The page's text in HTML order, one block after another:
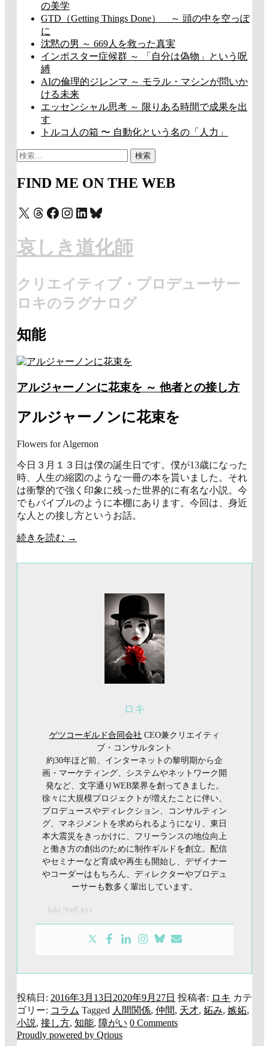
の美学
GTD（Getting Things Done） ～ 頭の中を空っぽ
に
沈黙の男 ～ 669人を救った真実
インポスター症候群 ～ 「自分は偽物」という呪
縛
AIの倫理的ジレンマ ～ モラル・マシンが問いか
ける未来
エッセンシャル思考 ～ 限りある時間で成果を出
す
トルコ人の箱 〜 自動化という名の「人力」
検
FIND ME ON THE WEB
X Threads
Facebook
Instagram
LinkedIn
Bluesky
哀しき道化師
クリエイティブ・プロデューサー
ロキのラグナログ
知能
アルジャーノンに花束を ～ 他者との接し方
アルジャーノンに花束を
Flowers for Algernon
今日３月１３日は僕の誕生日です。僕が13歳になった
時、人生の縮図のような一冊の本を貰いました。それ
は衝撃的で強く印象に残った世界的に有名な小説。今
でもバイブルのように本棚にあります。今回は、身近
な人との接し方というお話。
続きを読む →
ロキ
ゲツコーギルド合同会社 CEO兼クリエイティ
ブ・コンサルタント
約30年ほど前、インターネットの黎明期から企
画・マーケティング、システムやネットワーク開
発など、文字通りWEB業界を創ってきました。
徐々に大規模プロジェクトが増えたことに伴い、
プロデュースやディレクション、コンサルティン
グ、マネジメントを求められるようになり、東日
本大震災をきっかけに、フリーランスの地位向上
と働き方の創出のために制作ギルドを創立。配信
やセミナーなど育成や再生も開始し、デザイナー
やコーダーはもちろん、ディレクターやプロデュ
ーサーも数多く輩出しています。
loki.9re8.xyz
投稿日: 2016年3月13日 2020年9月27日 投稿者: ロキ カテ
ゴリー: コラム Tagged 人間関係, 仲間, 天才, 妬み, 嫉妬,
小説, 接し方, 知能, 障がい 0 Comments
Proudly powered by Qrious